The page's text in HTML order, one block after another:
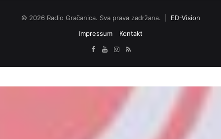
© 2026 Radio Gračanica. Sva prava zadržana. | ED-Vision
Impressum
Kontakt